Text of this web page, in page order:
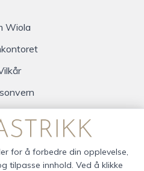
Wiola
for å forbedre din opplevelse,
tilpasse innhold. Ved å klikke